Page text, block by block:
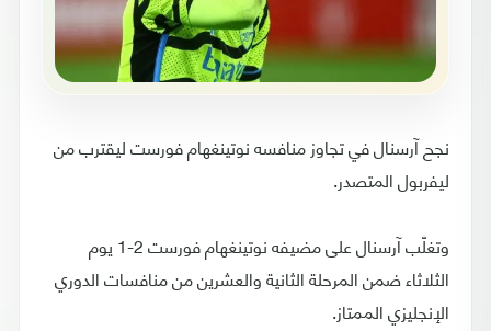
نجح آرسنال في تجاوز منافسه نوتينغهام فورست ليقترب من
ليفربول المتصدر.
وتغلّب آرسنال على مضيفه نوتينغهام فورست 2-1 يوم
الثلاثاء ضمن المرحلة الثانية والعشرين من منافسات الدوري
الإنجليزي الممتاز.